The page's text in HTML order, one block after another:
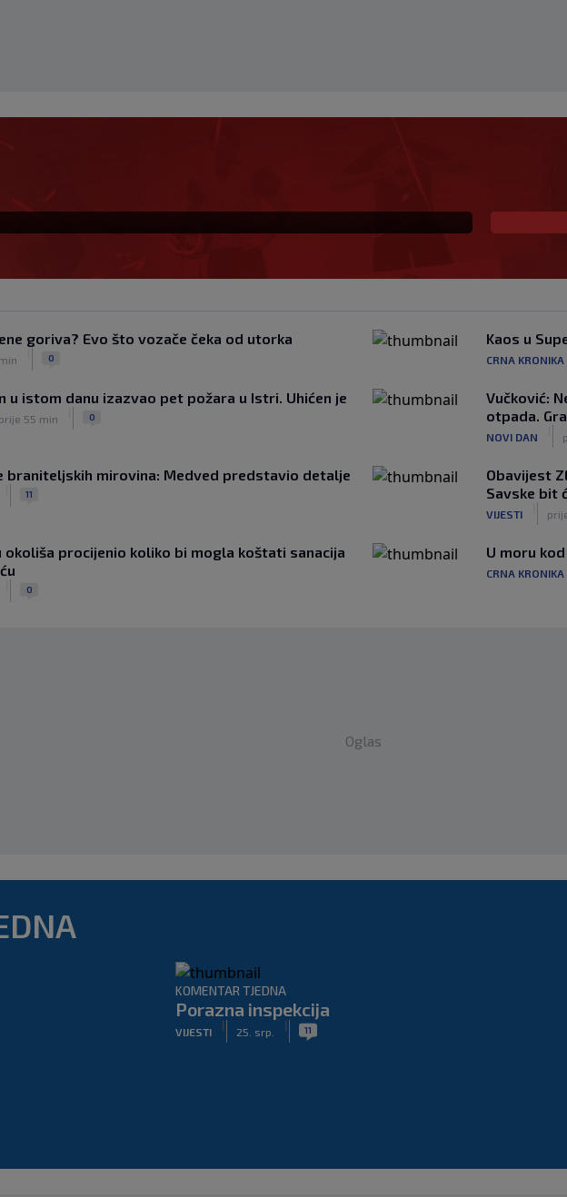
na Pejina: ‘Pozivamo institucije
mjere’
goriva? Evo što vozače čeka od utorka
0
Kaos u
CRNA KRONIKA
u istom danu izazvao pet požara u Istri. Uhićen je
prije 55 min 0
Vučković:
otpada.
NOVI DAN
braniteljskih mirovina: Medved predstavio detalje
11
Obavijest
Savske bit
VIJESTI
okoliša procijenio koliko bi mogla koštati sanacija
0
U moru
CRNA KRONIKA
Oglas
KOMENTAR TJEDNA
Porazna inspekcija
VIJESTI
|
25. srp.
| 11